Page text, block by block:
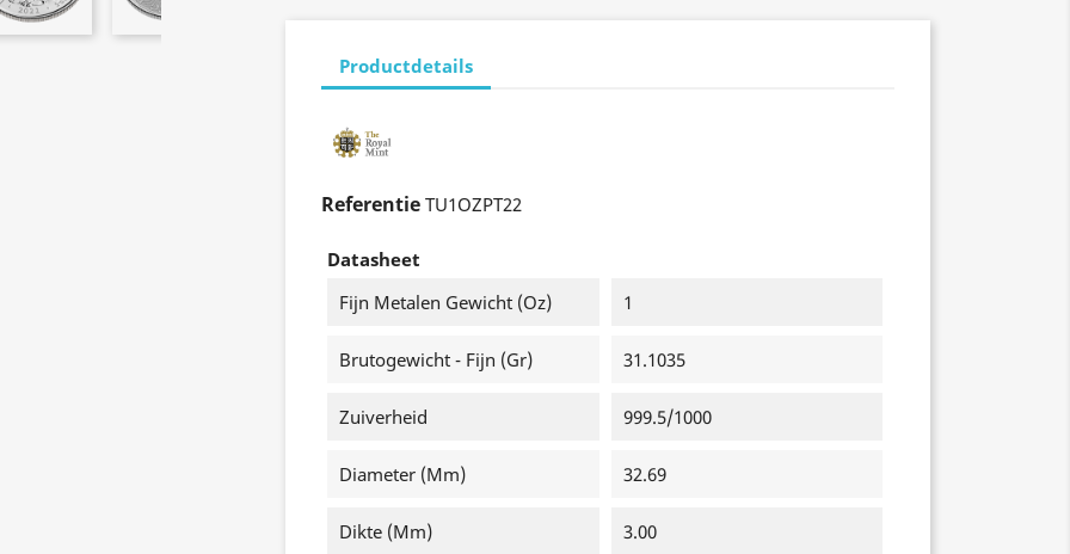
Productdetails
Referentie TU1OZPT22
Datasheet
Fijn Metalen Gewicht (oz)
1
Brutogewicht - Fijn (gr) 31.1035
Zuiverheid 999.5/1000
Diameter (mm) 32.69
Dikte (mm) 3.00